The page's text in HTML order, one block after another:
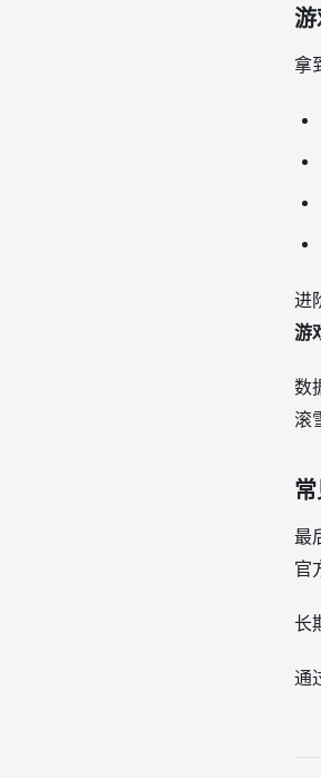
拿
进
游
数
滚
最
官
长
通